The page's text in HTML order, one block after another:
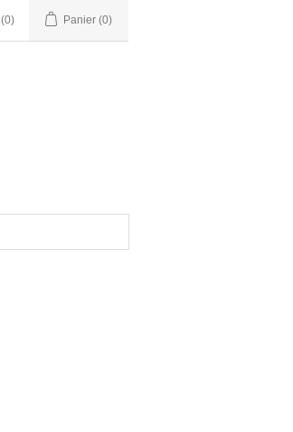
(0) Panier (0)